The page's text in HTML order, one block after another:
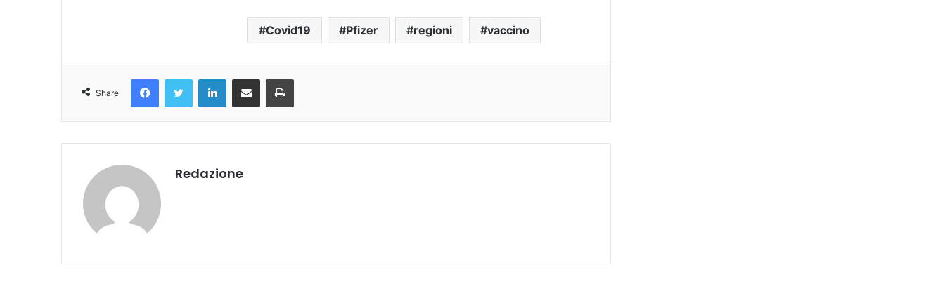
Covid19 Pfizer regioni vaccino
Share
Redazione